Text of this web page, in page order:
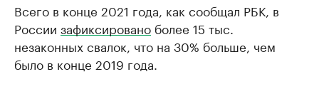
Всего в конце 2021 года, как сообщал РБК, в
России зафиксировано более 15 тыс.
незаконных свалок, что на 30% больше, чем
было в конце 2019 года.